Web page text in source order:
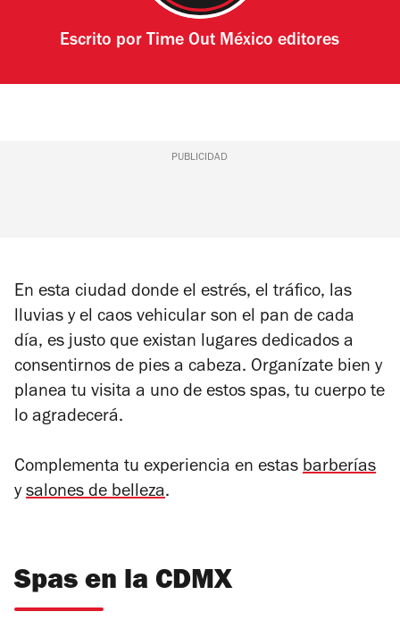
Escrito por Time Out México editores
PUBLICIDAD
En esta ciudad donde el estrés, el tráfico, las
lluvias y el caos vehicular son el pan de cada
día, es justo que existan lugares dedicados a
consentirnos de pies a cabeza. Organízate bien y
planea tu visita a uno de estos spas, tu cuerpo te
lo agradecerá.
Complementa tu experiencia en estas barberías
y salones de belleza.
Spas en la CDMX